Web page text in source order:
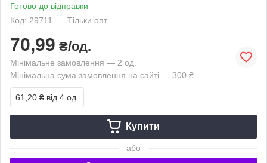
Готово до відправки
Код: 29711
Тільки опт
70,99 ₴/од.
Мінімальне замовлення — 2 од.
Мінімальна сума замовлення на сайті — 300 ₴
61,20 ₴ від 4 од.
Купити
або